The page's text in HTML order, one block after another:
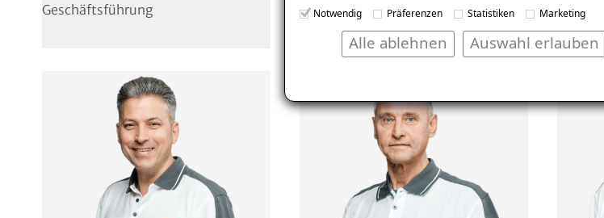
Notwendig Präferenzen Statistiken Marketing
Auswahl erlauben
Alle ablehnen
Geschäftsführung